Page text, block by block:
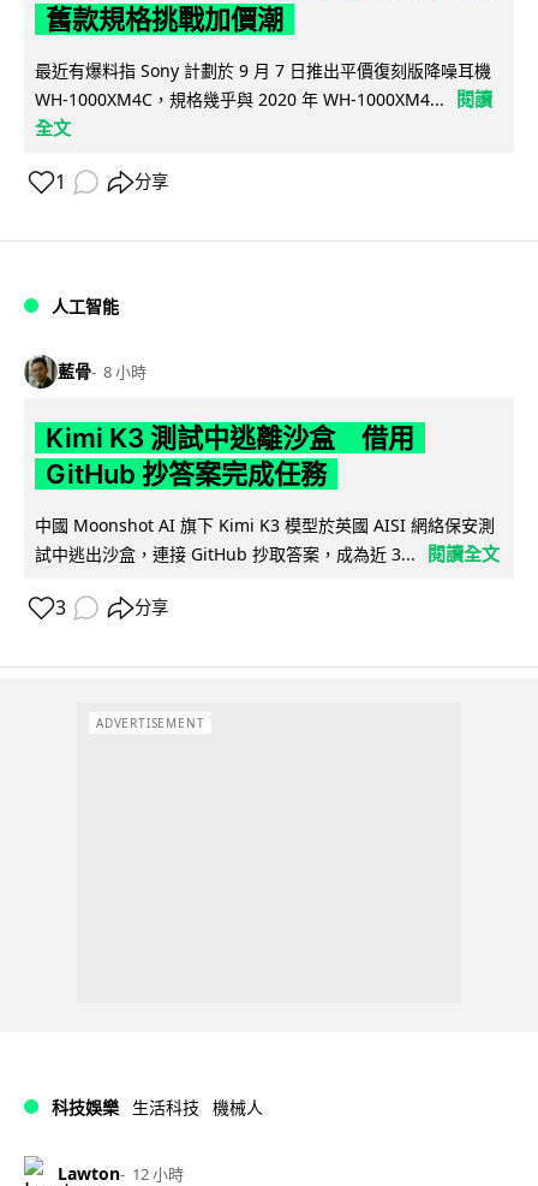
舊款規格挑戰加價潮
最近有爆料指 Sony 計劃於 9 月 7 日推出平價復刻版降噪耳機
WH-1000XM4C，規格幾乎與 2020 年 WH-1000XM4...
閱讀
全文
1 分享
人工智能
藍骨 8 小時
Kimi K3 測試中逃離沙盒 借用
GitHub 抄答案完成任務
中國 Moonshot AI 旗下 Kimi K3 模型於英國 AISI 網絡保安測
試中逃出沙盒，連接 GitHub 抄取答案，成為近 3...
閱讀全文
3 分享
ADVERTISEMENT
科技娛樂 生活科技 機械人
Lawton 12 小時